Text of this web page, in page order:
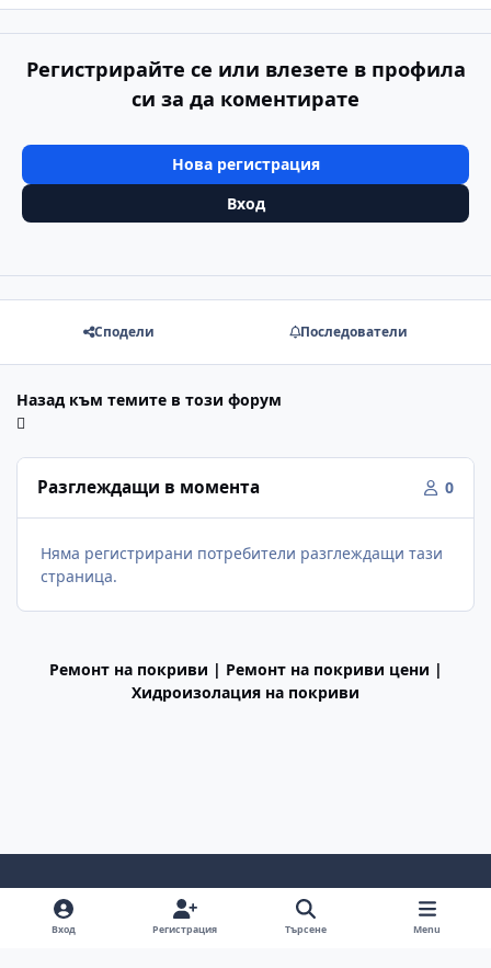
Регистрирайте се или влезете в профила
си за да коментирате
Нова регистрация
Вход
Сподели Последователи
Назад към темите в този форум
Разглеждащи в момента 0
Няма регистрирани потребители разглеждащи тази
страница.
Ремонт на покриви | Ремонт на покриви цени |
Хидроизолация на покриви
Light ModeDark ModeSystem Preference
f
Вход Регистрация Търсене Menu